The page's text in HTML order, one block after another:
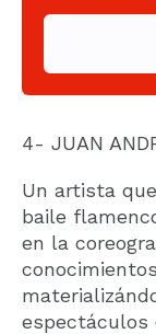
4- JUAN
Un artista
baile
en la
espectáculos